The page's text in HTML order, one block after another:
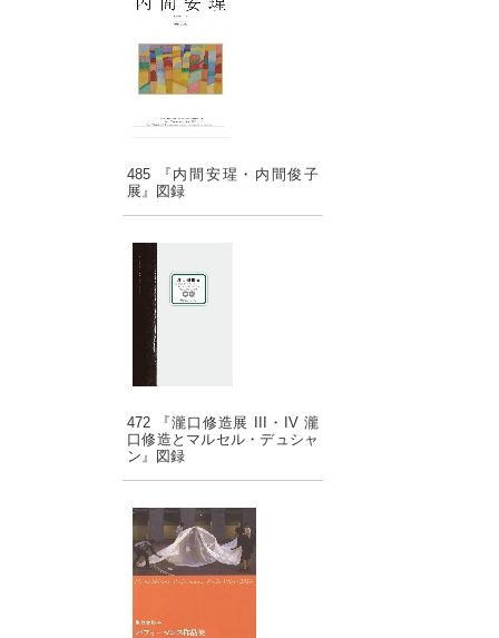
485 『内間安瑆・内間俊子
展』図録
472 『瀧口修造展 III・IV 瀧
口修造とマルセル・デュシャ
ン』図録